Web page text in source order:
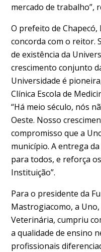
mercado de trabalho”,
O prefeito de
concorda com o reitor.
de existência da
crescimento conjunto
Universidade é
Clínica Escola de
“Há meio século, nós
Oeste. Nosso
compromisso que a
município. A entrega
para todos, e reforça
Instituição”.
Para o presidente da
Mastrogiacomo, a
Veterinária, cumpriu
a qualidade de ensino
profissionais